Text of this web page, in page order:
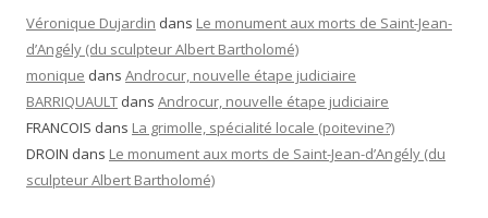
Véronique Dujardin dans Le monument aux morts de Saint-Jean-
d’Angély (du sculpteur Albert Bartholomé)
monique dans Androcur, nouvelle étape judiciaire
BARRIQUAULT dans Androcur, nouvelle étape judiciaire
FRANCOIS dans La grimolle, spécialité locale (poitevine?)
DROIN dans Le monument aux morts de Saint-Jean-d’Angély (du
sculpteur Albert Bartholomé)